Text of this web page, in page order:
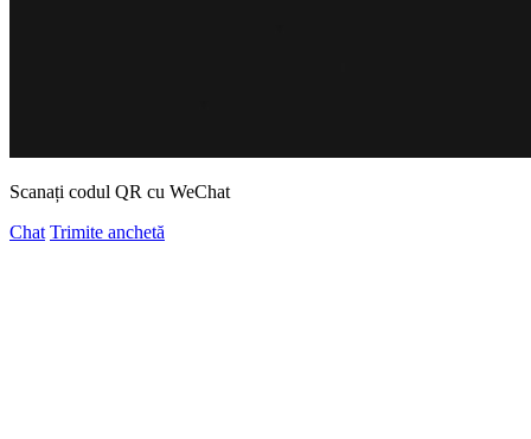
Scanați codul QR cu WeChat
Chat Trimite anchetă